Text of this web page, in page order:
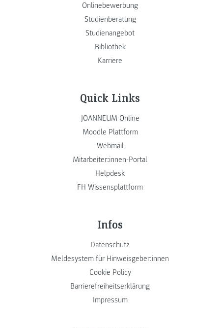
Onlinebewerbung
Studienberatung
Studienangebot
Bibliothek
Karriere
Quick Links
JOANNEUM Online
Moodle Plattform
Webmail
Mitarbeiter:innen-Portal
Helpdesk
FH Wissensplattform
Infos
Datenschutz
Meldesystem für Hinweisgeber:innen
Cookie Policy
Barrierefreiheitserklärung
Impressum